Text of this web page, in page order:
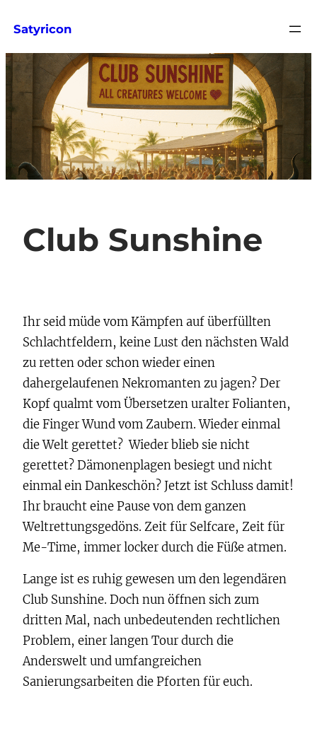
Inhalt
springen
Satyricon
Club Sunshine
Ihr seid müde vom Kämpfen auf überfüllten
Schlachtfeldern, keine Lust den nächsten Wald
zu retten oder schon wieder einen
dahergelaufenen Nekromanten zu jagen? Der
Kopf qualmt vom Übersetzen uralter Folianten,
die Finger Wund vom Zaubern. Wieder einmal
die Welt gerettet? Wieder blieb sie nicht
gerettet? Dämonenplagen besiegt und nicht
einmal ein Dankeschön? Jetzt ist Schluss damit!
Ihr braucht eine Pause von dem ganzen
Weltrettungsgedöns. Zeit für Selfcare, Zeit für
Me-Time, immer locker durch die Füße atmen.
Lange ist es ruhig gewesen um den legendären
Club Sunshine. Doch nun öffnen sich zum
dritten Mal, nach unbedeutenden rechtlichen
Problem, einer langen Tour durch die
Anderswelt und umfangreichen
Sanierungsarbeiten die Pforten für euch.